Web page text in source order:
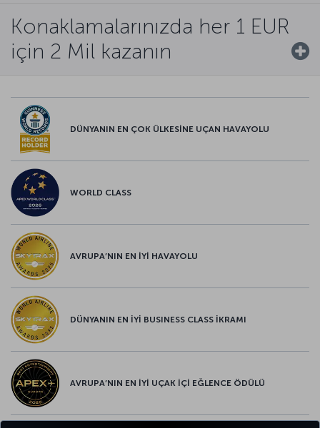
Konaklamalarınızda her 1 EUR
için 2 Mil kazanın
DÜNYANIN EN ÇOK ÜLKESİNE UÇAN HAVAYOLU
WORLD CLASS
AVRUPA’NIN EN İYİ HAVAYOLU
DÜNYANIN EN İYİ BUSINESS CLASS İKRAMI
AVRUPA’NIN EN İYİ UÇAK İÇİ EĞLENCE ÖDÜLÜ